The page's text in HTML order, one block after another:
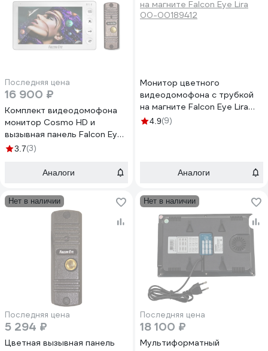
Последняя цена
16 900 ₽
Комплект видеодомофона
монитор Cosmo HD и
вызывная панель Falcon Eye
KIT Space HD FE-305HD 00-
3.7(3)
Аналоги
Монитор цветного
видеодомофона с трубкой
на магните Falcon Eye Lira
00-00189412
4.9(9)
Аналоги
Нет в наличии
Последняя цена
5 294 ₽
Цветная вызывная панель
Нет в наличии
Последняя цена
18 100 ₽
Мультиформатный